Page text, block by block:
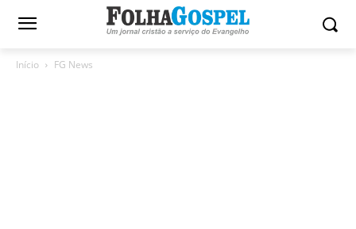
Início FG News